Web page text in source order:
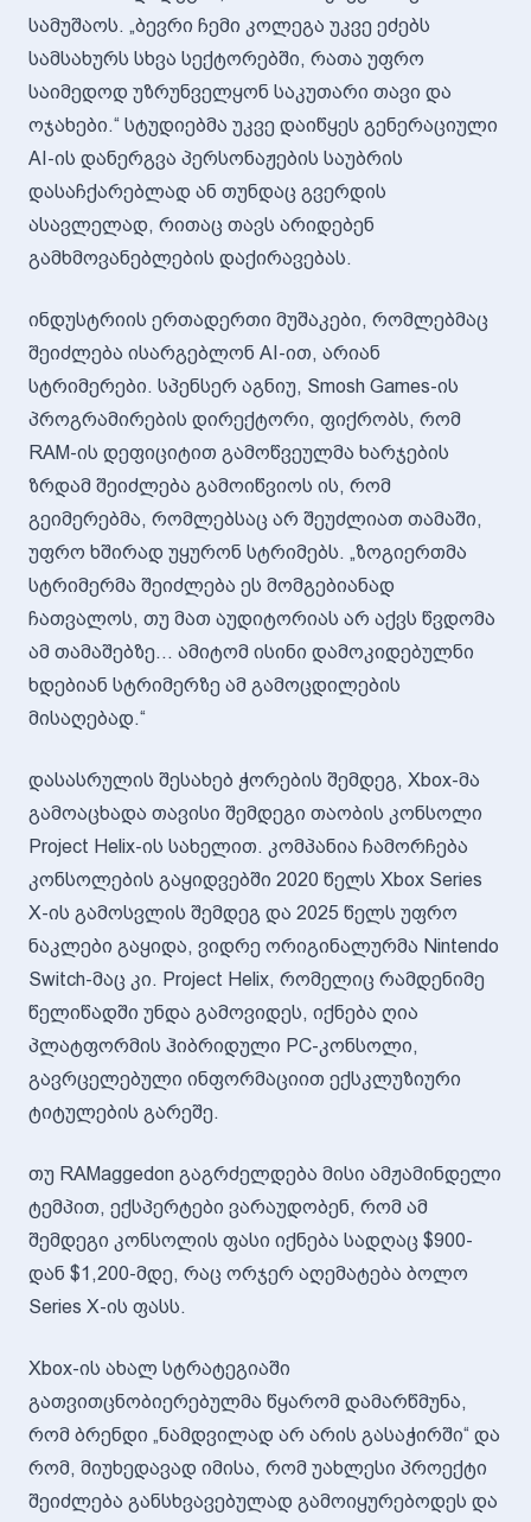
სამუშაოს. „ბევრი ჩემი კოლეგა უკვე ეძებს
სამსახურს სხვა სექტორებში, რათა უფრო
საიმედოდ უზრუნველყონ საკუთარი თავი და
ოჯახები.“ სტუდიებმა უკვე დაიწყეს გენერაციული
AI-ის დანერგვა პერსონაჟების საუბრის
დასაჩქარებლად ან თუნდაც გვერდის
ასავლელად, რითაც თავს არიდებენ
გამხმოვანებლების დაქირავებას.
ინდუსტრიის ერთადერთი მუშაკები, რომლებმაც
შეიძლება ისარგებლონ AI-ით, არიან
სტრიმერები. სპენსერ აგნიუ, Smosh Games-ის
პროგრამირების დირექტორი, ფიქრობს, რომ
RAM-ის დეფიციტით გამოწვეულმა ხარჯების
ზრდამ შეიძლება გამოიწვიოს ის, რომ
გეიმერებმა, რომლებსაც არ შეუძლიათ თამაში,
უფრო ხშირად უყურონ სტრიმებს. „ზოგიერთმა
სტრიმერმა შეიძლება ეს მომგებიანად
ჩათვალოს, თუ მათ აუდიტორიას არ აქვს წვდომა
ამ თამაშებზე... ამიტომ ისინი დამოკიდებულნი
ხდებიან სტრიმერზე ამ გამოცდილების
მისაღებად.“
დასასრულის შესახებ ჭორების შემდეგ, Xbox-მა
გამოაცხადა თავისი შემდეგი თაობის კონსოლი
Project Helix-ის სახელით. კომპანია ჩამორჩება
კონსოლების გაყიდვებში 2020 წელს Xbox Series
X-ის გამოსვლის შემდეგ და 2025 წელს უფრო
ნაკლები გაყიდა, ვიდრე ორიგინალურმა Nintendo
Switch-მაც კი. Project Helix, რომელიც რამდენიმე
წელიწადში უნდა გამოვიდეს, იქნება ღია
პლატფორმის ჰიბრიდული PC-კონსოლი,
გავრცელებული ინფორმაციით ექსკლუზიური
ტიტულების გარეშე.
თუ RAMaggedon გაგრძელდება მისი ამჟამინდელი
ტემპით, ექსპერტები ვარაუდობენ, რომ ამ
შემდეგი კონსოლის ფასი იქნება სადღაც $900-
დან $1,200-მდე, რაც ორჯერ აღემატება ბოლო
Series X-ის ფასს.
Xbox-ის ახალ სტრატეგიაში
გათვითცნობიერებულმა წყარომ დამარწმუნა,
რომ ბრენდი „ნამდვილად არ არის გასაჭირში“ და
რომ, მიუხედავად იმისა, რომ უახლესი პროექტი
შეიძლება განსხვავებულად გამოიყურებოდეს და